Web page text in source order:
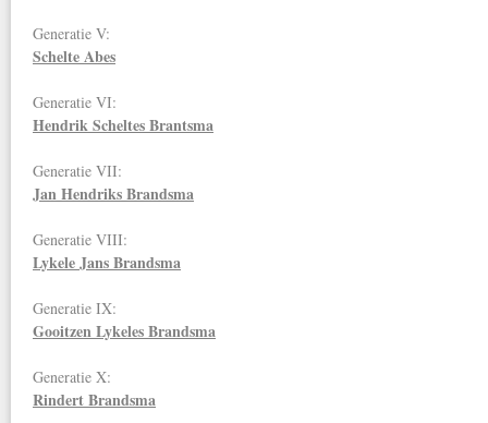
Generatie V:
Schelte Abes
Generatie VI:
Hendrik Scheltes Brantsma
Generatie VII:
Jan HendriksBrandsma
Generatie VIII:
Lykele Jans Brandsma
Generatie IX:
Gooitzen Lykeles Brandsma
Generatie X:
Rindert Brandsma